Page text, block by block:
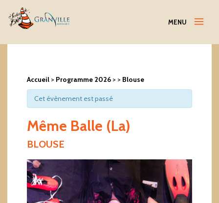
Menu
MENU
Accueil > Programme 2026 > > Blouse
Cet évènement est passé
Même Balle (La)
BLOUSE